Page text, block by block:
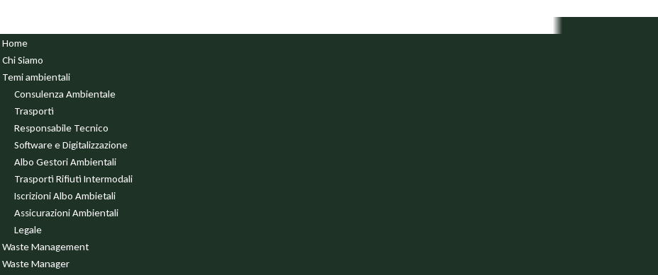
Home
Chi Siamo
Temi ambientali
Consulenza Ambientale
Trasporti
Responsabile Tecnico
Software e Digitalizzazione
Albo Gestori Ambientali
Trasporti Rifiuti Intermodali
Iscrizioni Albo Ambietali
Assicurazioni Ambientali
Legale
Waste Management
Waste Manager